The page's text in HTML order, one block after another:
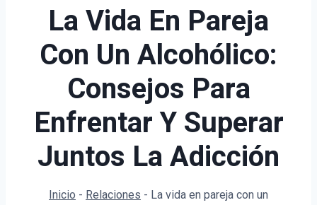
La Vida En Pareja
Con Un Alcohólico:
Consejos Para
Enfrentar Y Superar
Juntos La Adicción
Inicio - Relaciones - La vida en pareja con un